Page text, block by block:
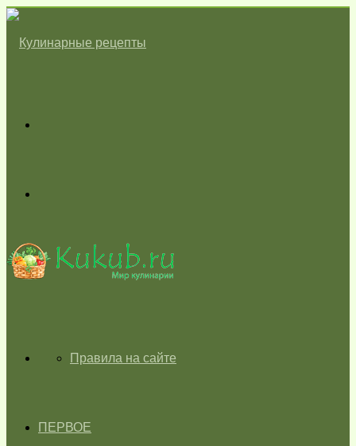
skin
ГЛАВНАЯПравила на сайте
ПЕРВОЕ